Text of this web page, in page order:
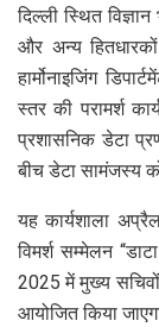
दिल्ली स्थित
और अन्य
हार्मोनाइजिंग
स्तर की परामर्श
प्रशासनिक डेटा
बीच डेटा सामंजस्य
यह कार्यशाला
विमर्श सम्मेलन
2025 में मुख्य सचिवों
आयोजित किया